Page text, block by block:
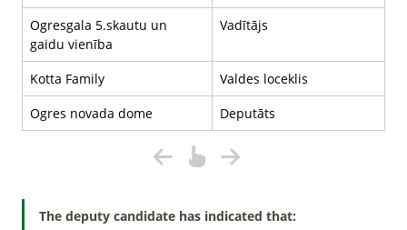
Ogresgala 5.skautu un
gaidu vienība
Vadītājs
Kotta Family
Valdes loceklis
Ogres novada dome
Deputāts
The deputy candidate has indicated that: